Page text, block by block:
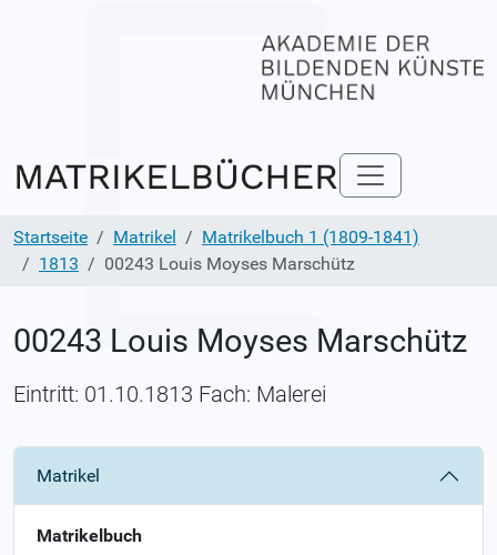
Startseite Matrikel
Matrikelbuch 1 (1809-1841)
1813
00243 Louis Moyses Marschütz
00243 Louis Moyses Marschütz
Eintritt: 01.10.1813 Fach: Malerei
Matrikel
Matrikelbuch